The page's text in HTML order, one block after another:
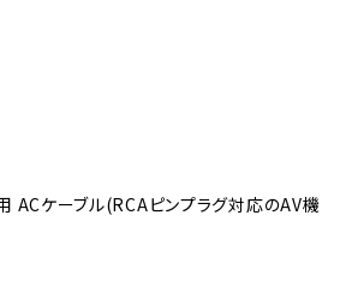
ACケーブル(RCAピンプラグ対応のAV機